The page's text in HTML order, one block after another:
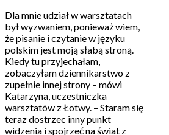
Dla mnie udział w warsztatach
był wyzwaniem, ponieważ wiem,
że pisanie i czytanie w języku
polskim jest moją słabą stroną.
Kiedy tu przyjechałam,
zobaczyłam dziennikarstwo z
zupełnie innej strony – mówi
Katarzyna, uczestniczka
warsztatów z Łotwy. – Staram się
teraz dostrzec inny punkt
widzenia i spojrzeć na świat z